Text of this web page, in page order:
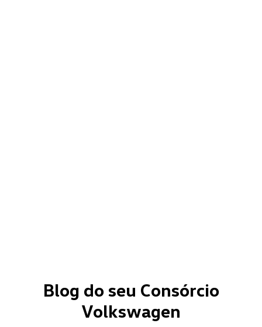
Blog do seu Consórcio
Volkswagen